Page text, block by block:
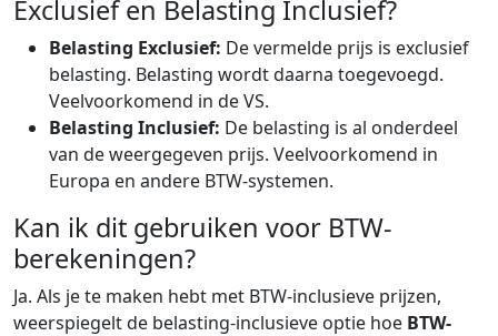
Exclusief en Belasting Inclusief?
Belasting Exclusief: De vermelde prijs is exclusief
belasting. Belasting wordt daarna toegevoegd.
Veelvoorkomend in de VS.
Belasting Inclusief: De belasting is al onderdeel
van de weergegeven prijs. Veelvoorkomend in
Europa en andere BTW-systemen.
Kan ik dit gebruiken voor BTW-
berekeningen?
Ja. Als je te maken hebt met BTW-inclusieve prijzen,
weerspiegelt de belasting-inclusieve optie hoe BTW-